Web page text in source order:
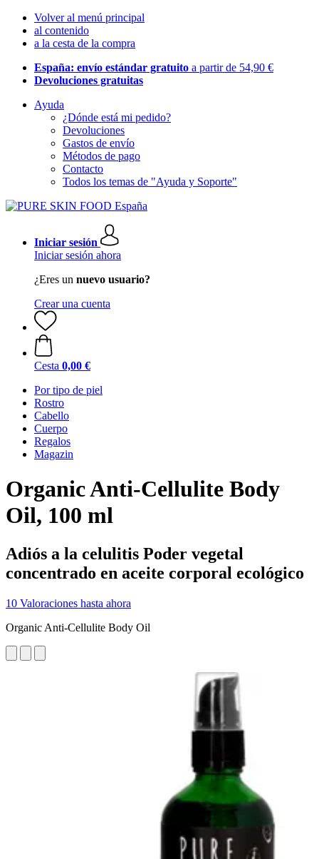
Volver al menú principal
al contenido
a la cesta de la compra
España: envío estándar gratuito a partir de 54,90 €
Devoluciones gratuitas
Ayuda
¿Dónde está mi pedido?
Devoluciones
Gastos de envío
Métodos de pago
Contacto
Todos los temas de "Ayuda y Soporte"
Iniciar sesión
Iniciar sesión ahora
¿Eres un nuevo usuario?
Crear una cuenta
Cesta 0,00 €
Por tipo de piel
Rostro
Cabello
Cuerpo
Regalos
Magazin
Organic Anti-Cellulite Body
Oil, 100 ml
Adiós a la celulitis Poder vegetal
concentrado en aceite corporal ecológico
10 Valoraciones hasta ahora
Organic Anti-Cellulite Body Oil